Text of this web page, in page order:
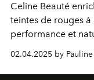
Celine Beauté
teintes de rouges à
performance et
02.04.2025 by